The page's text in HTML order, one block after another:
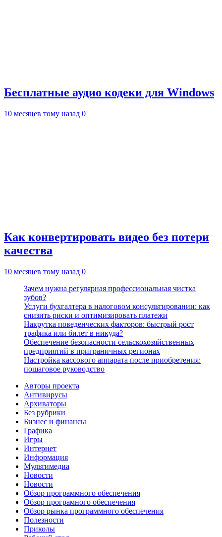
Бесплатные аудио кодеки для Windows
10 месяцев тому назад 0
Как конвертировать видео без потери
качества
10 месяцев тому назад 0
Зачем нужна регулярная профессиональная чистка
зубов?
Услуги бухгалтера в налоговом консультировании: как
снизить риски и оптимизировать платежи
Накрутка поведенческих факторов: быстрый рост
трафика или билет в никуда?
Обеспечение безопасности сельскохозяйственных
предприятий в приграничных регионах
Настройка кассового аппарата после приобретения:
пошаговое руководство
Авторы проекта
Антивирусы
Архиваторы
Без рубрики
Бизнес и финансы
Графика
Игры
Интернет
Информация
Мультимедиа
Новости
Новости
Обзор программного обеспечения
Обзор програмного обеспечения
Обзор рынка программного обеспечения
Полезности
Приколы